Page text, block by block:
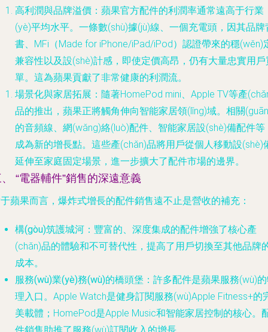
高利潤與品牌溢價 ：蘋果官方配件的利潤率通常遠高于行業
(yè)平均水平。一條數(shù)據(jù)線、一個充電頭，因其品牌
書、MFi（Made for iPhone/iPad/iPod）認證帶來的穩(wěn)
兼容性以及設(shè)計感，即使定價高昂，仍有大量忠實用戶
單。這為蘋果貢獻了非常健康的利潤流。
場景化與家居拓展 ：隨著HomePod mini、Apple TV等產
品的推出，蘋果正將觸角伸向智能家居領(lǐng)域。相關
的音頻線、網(wǎng)絡(luò)配件、智能家居設(shè)備配件等
成為新的增長點。這些產(chǎn)品將用戶從個人移動設(shè)
延伸至家庭固定場景，進一步擴大了配件市場的邊界。
“電器輔件”銷售的深遠意義
蘋果而言，爆炸式增長的配件銷售遠不止是營收的補充：
構(gòu)筑護城河 ：豐富的、深度集成的配件增強了核心產
(chǎn)品的體驗和不可替代性，提高了用戶切換至其他品牌
成本。
服務(wù)業(yè)務(wù)的橋頭堡 ：許多配件是蘋果服務(wù)
理入口。Apple Watch是健身訂閱服務(wù)Apple Fitness+的
美載體；HomePod是Apple Music和智能家居控制的核心。